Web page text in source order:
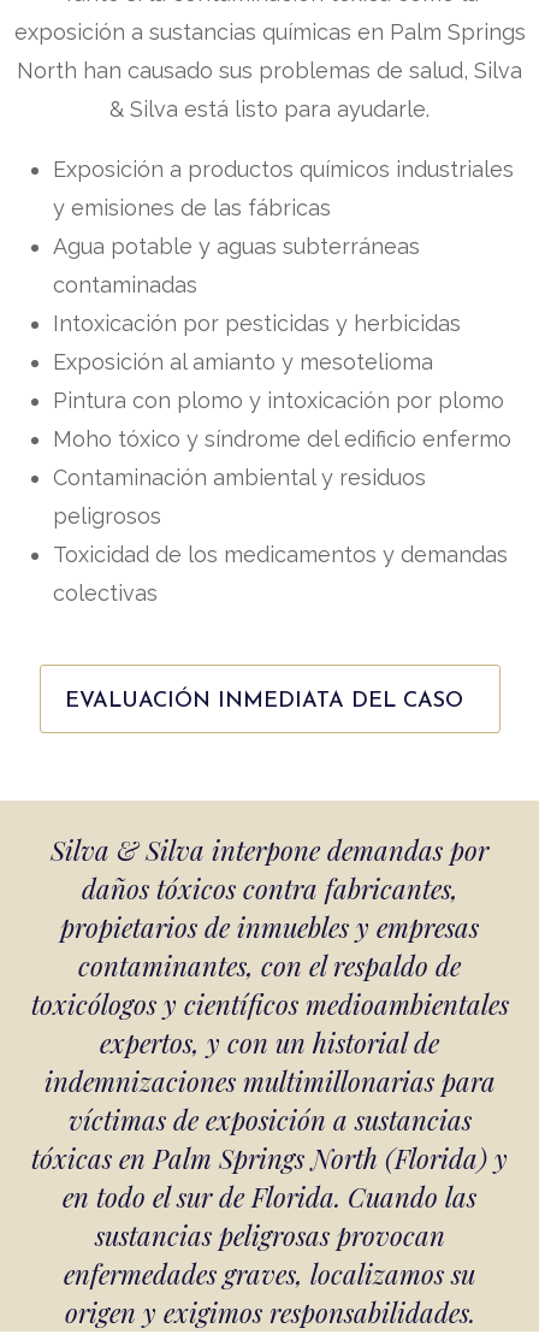
exposición a sustancias químicas en Palm Springs
North han causado sus problemas de salud, Silva
& Silva está listo para ayudarle.
Exposición a productos químicos industriales
y emisiones de las fábricas
Agua potable y aguas subterráneas
contaminadas
Intoxicación por pesticidas y herbicidas
Exposición al amianto y mesotelioma
Pintura con plomo y intoxicación por plomo
Moho tóxico y síndrome del edificio enfermo
Contaminación ambiental y residuos
peligrosos
Toxicidad de los medicamentos y demandas
colectivas
EVALUACIÓN INMEDIATA DEL CASO
Silva & Silva interpone demandas por
daños tóxicos contra fabricantes,
propietarios de inmuebles y empresas
contaminantes, con el respaldo de
toxicólogos y científicos medioambientales
expertos, y con un historial de
indemnizaciones multimillonarias para
víctimas de exposición a sustancias
tóxicas en Palm Springs North (Florida) y
en todo el sur de Florida. Cuando las
sustancias peligrosas provocan
enfermedades graves, localizamos su
origen y exigimos responsabilidades.